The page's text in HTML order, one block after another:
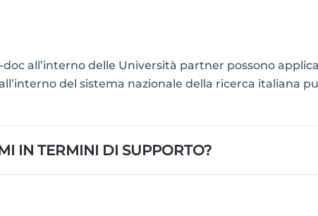
all’interno delle Università partner possono
del sistema nazionale della ricerca italiana
IN TERMINI DI SUPPORTO?